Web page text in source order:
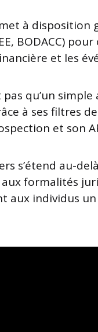
à
BODACC)
et les
pas qu’un
à ses filtres
et son
s’étend au-
aux formalités
aux individus